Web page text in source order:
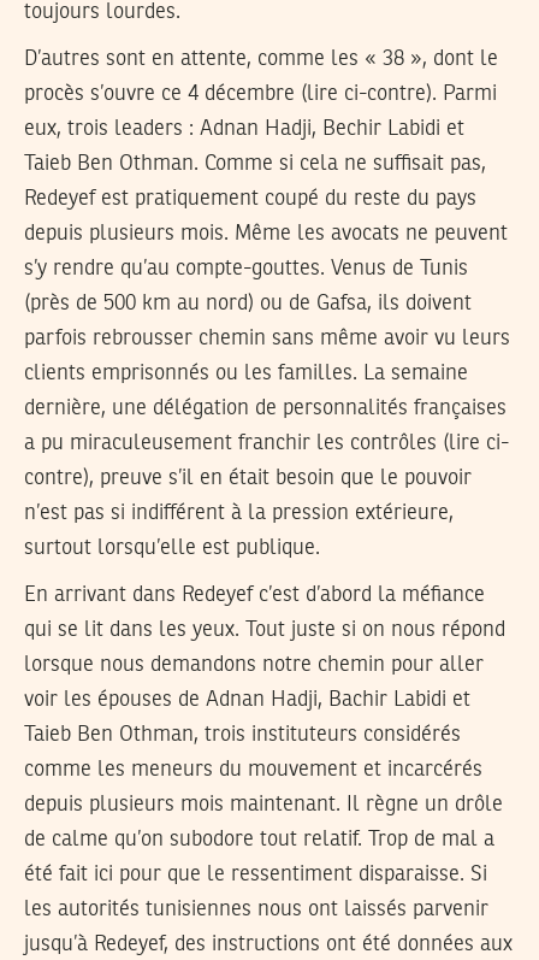
toujours lourdes.
D’autres sont en attente, comme les « 38 », dont le
procès s’ouvre ce 4 décembre (lire ci-contre). Parmi
eux, trois leaders : Adnan Hadji, Bechir Labidi et
Taieb Ben Othman. Comme si cela ne suffisait pas,
Redeyef est pratiquement coupé du reste du pays
depuis plusieurs mois. Même les avocats ne peuvent
s’y rendre qu’au compte-gouttes. Venus de Tunis
(près de 500 km au nord) ou de Gafsa, ils doivent
parfois rebrousser chemin sans même avoir vu leurs
clients emprisonnés ou les familles. La semaine
dernière, une délégation de personnalités françaises
a pu miraculeusement franchir les contrôles (lire ci-
contre), preuve s’il en était besoin que le pouvoir
n’est pas si indifférent à la pression extérieure,
surtout lorsqu’elle est publique.
En arrivant dans Redeyef c’est d’abord la méfiance
qui se lit dans les yeux. Tout juste si on nous répond
lorsque nous demandons notre chemin pour aller
voir les épouses de Adnan Hadji, Bachir Labidi et
Taieb Ben Othman, trois instituteurs considérés
comme les meneurs du mouvement et incarcérés
depuis plusieurs mois maintenant. Il règne un drôle
de calme qu’on subodore tout relatif. Trop de mal a
été fait ici pour que le ressentiment disparaisse. Si
les autorités tunisiennes nous ont laissés parvenir
jusqu’à Redeyef, des instructions ont été données aux